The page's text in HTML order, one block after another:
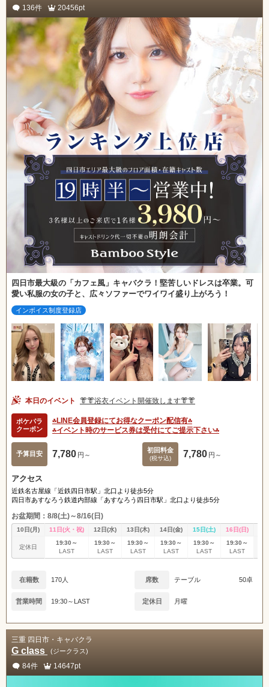
136件 20456pt
四日市最大級の「カフェ風」キャバクラ！堅苦しいドレスは卒業。可
愛い私服の女の子と、広々ソファーでワイワイ盛り上がろう！
インボイス制度登録店
本日のイベント 👘👘浴衣イベント開催致します👘👘
ポケパラ
クーポン
☘️LINE会員登録にてお得なクーポン配信有☘️
☘️イベント時のサービス券は受付にてご提示下さい☘️
予算目安 7,780 円～
初回料金
(税サ込) 7,780 円～
アクセス
近鉄名古屋線「近鉄四日市駅」北口より徒歩5分
四日市あすなろう鉄道内部線「あすなろう四日市駅」北口より徒歩5分
お盆期間：8/8(土)～8/16(日)
10日(月) 11日(火・祝) 12日(水) 13日(木) 14日(金) 15日(土) 16日(日)
定休日
19:30～
LAST
19:30～
LAST
19:30～
LAST
19:30～
LAST
19:30～
LAST
19:30～
LAST
在籍数 170人 席数 テーブル 50卓
営業時間 19:30～LAST 定休日 月曜
三重 四日市・キャバクラ
G class (ジークラス)
84件 14647pt